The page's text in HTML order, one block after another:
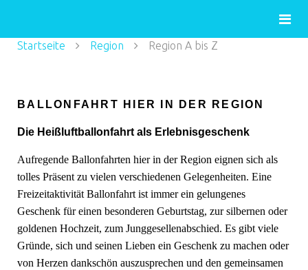
Startseite Region Region A bis Z
BALLONFAHRT HIER IN DER REGION
Die Heißluftballonfahrt als Erlebnisgeschenk
Aufregende Ballonfahrten hier in der Region eignen sich als
tolles Präsent zu vielen verschiedenen Gelegenheiten. Eine
Freizeitaktivität Ballonfahrt ist immer ein gelungenes
Geschenk für einen besonderen Geburtstag, zur silbernen oder
goldenen Hochzeit, zum Junggesellenabschied. Es gibt viele
Gründe, sich und seinen Lieben ein Geschenk zu machen oder
von Herzen dankschön auszusprechen und den gemeinsamen